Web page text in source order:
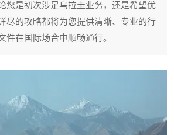
您是初次涉足乌拉圭业务，还是希望优
尽的攻略都将为您提供清晰、专业的行
件在国际场合中顺畅通行。